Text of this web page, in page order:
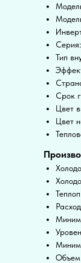
Тип
Срок
Цвет
Цвет
Объем